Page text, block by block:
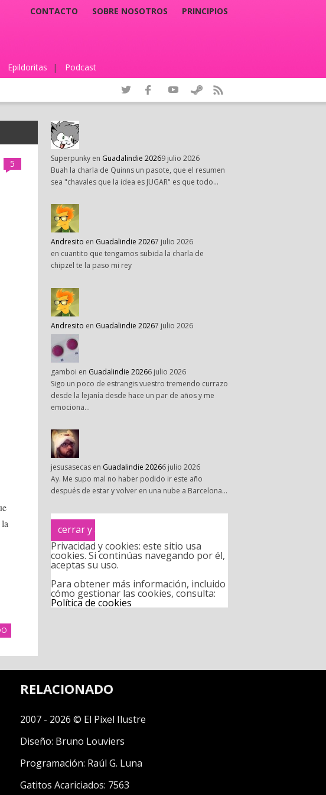
CONTACTO SOBRE NOSOTROS PRINCIPIOS
Epildoritas | Podcast
5 Superpunky en Guadalindie 20269 julio 2026
Buah la charla de Quinns un pasote, que el resumen
sea "chavales que la idea es JUGAR" es que todo…
Andresito en Guadalindie 20267 julio 2026
en cuantito que tengamos subida la charla de
chipzel te la paso mi rey
Andresito en Guadalindie 20267 julio 2026
gamboi en Guadalindie 20266 julio 2026
Sigo un poco de estrangis vuestro tremendo currazo
desde la lejanía desde hace un par de años y me
emociona…
jesusasecas en Guadalindie 20266 julio 2026
Ay. Me supo mal no haber podido ir este año
después de estar y volver en una nube a Barcelona…
Privacidad y cookies: este sitio usa
cookies. Si continúas navegando por él,
aceptas su uso.
Para obtener más información, incluido
cómo gestionar las cookies, consulta:
Política de cookies
RELACIONADO
2007 - 2026 © El Píxel Ilustre
Diseño: Bruno Louviers
Programación: Raúl G. Luna
Gatitos Acariciados: 7563